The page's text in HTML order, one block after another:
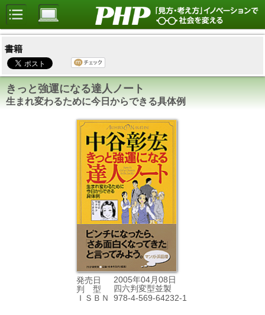
書籍
きっと強運になる達人ノート
生まれ変わるために今日からできる具体例
発売日
2005年04月08日
判 型
四六判変型並製
ＩＳＢＮ
978-4-569-64232-1